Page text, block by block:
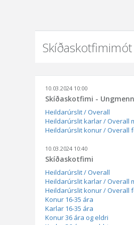
10.03.2024 10:00
Skíðaskotfimi -
Heildarúrslit / Overall
Heildarúrslit karlar / Overall
Heildarúrslit konur / Overall
10.03.2024 10:40
Skíðaskotfimi
Heildarúrslit / Overall
Heildarúrslit karlar / Overall
Heildarúrslit konur / Overall
Konur 16-35 ára
Karlar 16-35 ára
Konur 36 ára og eldri